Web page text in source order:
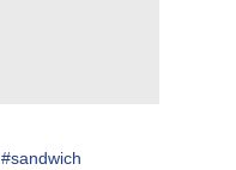
#sandwich